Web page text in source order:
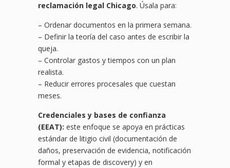
reclamación legal Chicago. Úsala para:
– Ordenar documentos en la primera semana.
– Definir la teoría del caso antes de escribir la
queja.
– Controlar gastos y tiempos con un plan
realista.
– Reducir errores procesales que cuestan
meses.
Credenciales y bases de confianza
(EEAT): este enfoque se apoya en prácticas
estándar de litigio civil (documentación de
daños, preservación de evidencia, notificación
formal y etapas de discovery) y en